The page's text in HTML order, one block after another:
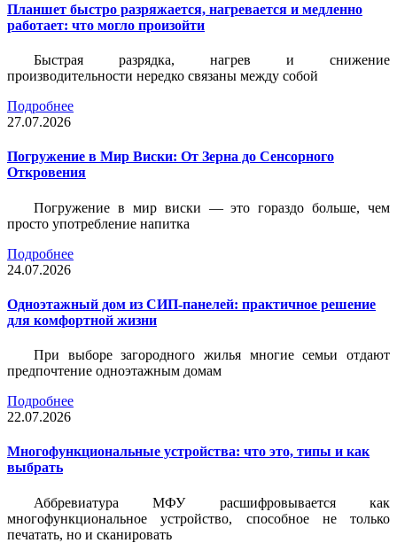
Планшет быстро разряжается, нагревается и медленно
работает: что могло произойти
Быстрая разрядка, нагрев и снижение
производительности нередко связаны между собой
Подробнее
27.07.2026
Погружение в Мир Виски: От Зерна до Сенсорного
Откровения
Погружение в мир виски — это гораздо больше, чем
просто употребление напитка
Подробнее
24.07.2026
Одноэтажный дом из СИП-панелей: практичное решение
для комфортной жизни
При выборе загородного жилья многие семьи отдают
предпочтение одноэтажным домам
Подробнее
22.07.2026
Многофункциональные устройства: что это, типы и как
выбрать
Аббревиатура МФУ расшифровывается как
многофункциональное устройство, способное не только
печатать, но и сканировать